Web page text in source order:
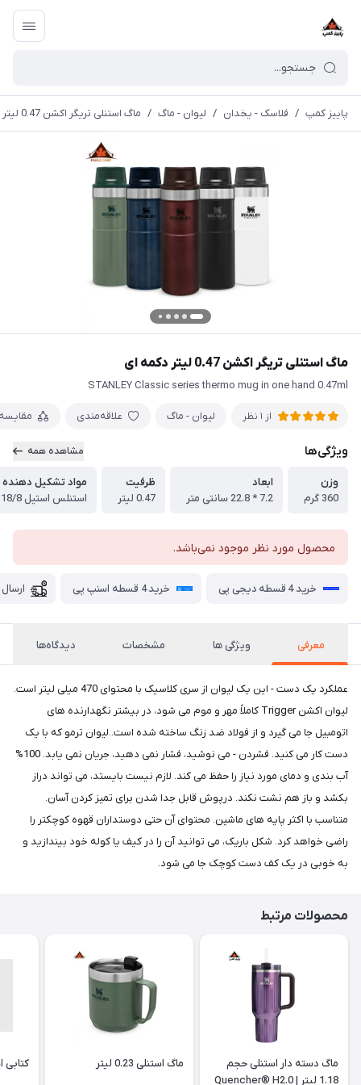
پاییز کمپ / فلاسک - یخدان / لیوان - ماگ / ماگ استنلی تریگر اکشن 0.47 لیتر دکمه ای
ماگ استنلی تریگر اکشن 0.47 لیتر دکمه ای
STANLEY Classic series thermo mug in one hand 0.47ml
از 1 نظر لیوان - ماگ علاقه‌مندی
ویژگی‌ها مشاهده همه
وزن
360 گرم
ابعاد
7.2 * 22.8 سانتی متر
ظرفیت
0.47 لیتر
مواد تشکیل دهنده
استنلس استیل 18/8
محصول مورد نظر موجود نمی‌باشد.
خرید 4 قسطه دیجی پی خرید 4 قسطه اسنپ پی
معرفی ویژگی ها مشخصات دیدگاه‌ها
عملکرد یک دست - این یک لیوان از سری کلاسیک با محتوای 470 میلی لیتر است.
لیوان اکشن Trigger کاملاً مهر و موم می شود، در بیشتر نگهدارنده های
اتومبیل جا می گیرد و از فولاد ضد زنگ ساخته شده است..لیوان ترمو که با یک
دست کار می کنید. فشردن - می نوشید، فشار نمی دهید، جریان نمی یابد. 100%
آب بندی و دمای مورد نیاز را حفظ می کند. لازم نیست بایستد، می تواند دراز
بکشد و باز هم نشت نکند. درپوش قابل جدا شدن برای تمیز کردن آسان.
متناسب با اکثر پایه های ماشین. محتوای آن حتی دوستداران قهوه کوچکتر را
راضی خواهد کرد. شکل باریک، می توانید آن را در کیف یا کوله خود بیندازید و
به خوبی در یک کف دست کوچک جا می شود.
محصولات مرتبط
ماگ دسته دار استنلی حجم
1.18 لیتر | Quencher® H2.0
ماگ استنلی 0.23 لیتر کتابی